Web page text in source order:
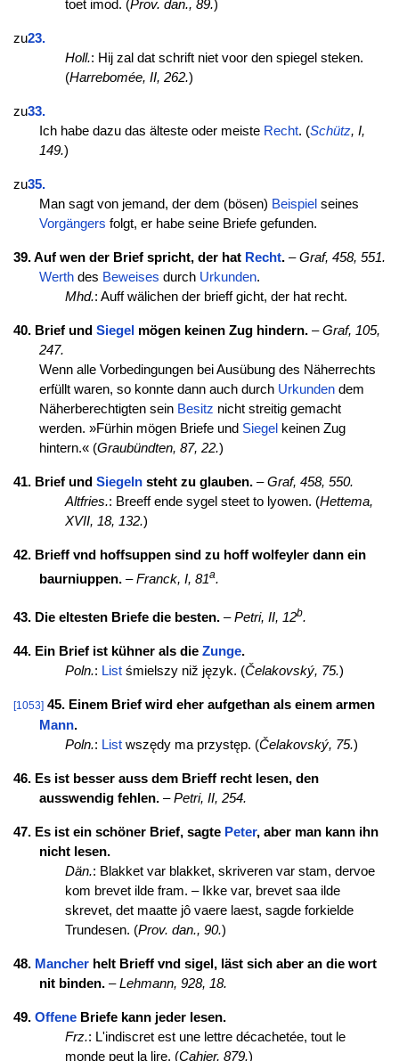
toet imod. (Prov. dan., 89.)
zu23.
Holl.: Hij zal dat schrift niet voor den spiegel steken.
(Harrebomée, II, 262.)
zu33.
Ich habe dazu das älteste oder meiste Recht. (Schütz, I,
149.)
zu35.
Man sagt von jemand, der dem (bösen) Beispiel seines
Vorgängers folgt, er habe seine Briefe gefunden.
39. Auf wen der Brief spricht, der hat Recht.–Graf, 458, 551.
Werthdes Beweises durch Urkunden.
Mhd.: Auff wälichen der brieff gicht, der hat recht.
40. Brief und Siegel mögen keinen Zug hindern.–Graf, 105,
247.
Wenn alle Vorbedingungen bei Ausübung des Näherrechts
erfüllt waren, so konnte dann auch durch Urkundendem
Näherberechtigten sein Besitz nicht streitig gemacht
werden. »Fürhin mögen Briefe und Siegel keinen Zug
hintern.« (Graubündten, 87, 22.)
41. Brief und Siegelnsteht zu glauben.–Graf, 458, 550.
Altfries.: Breeff ende sygel steet to lyowen. (Hettema,
XVII, 18, 132.)
42. Brieff vnd hoffsuppen sind zu hoff wolfeyler dann ein
baurniuppen.–Franck, I, 81a.
43. Die eltesten Briefe die besten.–Petri, II, 12b.
44. Ein Brief ist kühner als die Zunge.
Poln.: List śmielszy niž język. (Čelakovský, 75.)
[1053]45. Einem Brief wird eher aufgethan als einem armen
Mann.
Poln.: List wszędy ma przystęp. (Čelakovský, 75.)
46. Es ist besser auss dem Brieff recht lesen, den
ausswendig fehlen.–Petri, II, 254.
47. Es ist ein schöner Brief, sagte Peter, aber man kann ihn
nicht lesen.
Dän.: Blakket var blakket, skriveren var stam, dervoe
kom brevet ilde fram. – Ikke var, brevet saa ilde
skrevet, det maatte jô vaere laest, sagde forkielde
Trundesen. (Prov. dan., 90.)
48. Mancherhelt Brieff vnd sigel, läst sich aber an die wort
nit binden.–Lehmann, 928, 18.
49. OffeneBriefe kann jeder lesen.
Frz.: L'indiscret est une lettre décachetée, tout le
monde peut la lire. (Cahier, 879.)